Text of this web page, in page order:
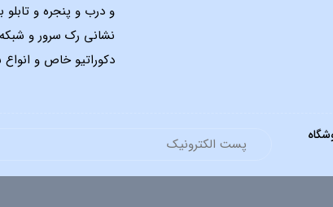
و درب و پنجره و
نشانی رک سرور و
دکوراتیو خاص و